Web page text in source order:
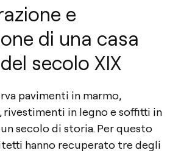
e
di una casa
secolo XIX
pavimenti in marmo,
rivestimenti in legno e soffitti in
secolo di storia. Per questo
hanno recuperato tre degli